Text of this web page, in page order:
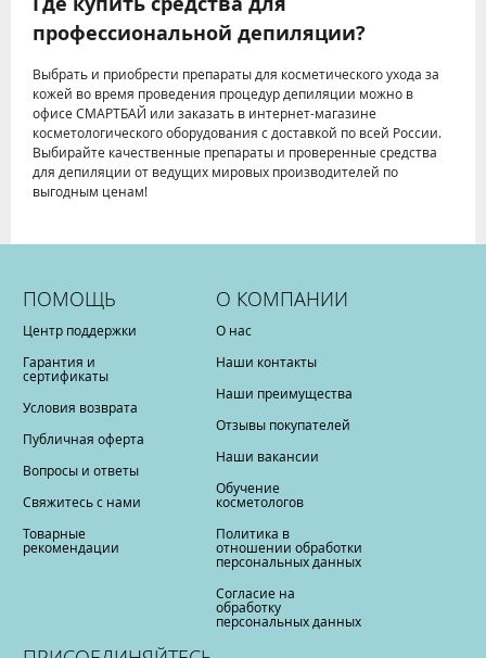
профессиональной депиляции?
Выбрать и приобрести препараты для косметического ухода за
кожей во время проведения процедур депиляции можно в
офисе СМАРТБАЙ или заказать в интернет-магазине
косметологического оборудования с доставкой по всей России.
Выбирайте качественные препараты и проверенные средства
для депиляции от ведущих мировых производителей по
выгодным ценам!
ПОМОЩЬ
Центр поддержки
Гарантия и
сертификаты
Условия возврата
Публичная оферта
Вопросы и ответы
Свяжитесь с нами
Товарные
рекомендации
О КОМПАНИИ
О нас
Наши контакты
Наши преимущества
Отзывы покупателей
Наши вакансии
Обучение
косметологов
Политика в
отношении обработки
персональных данных
Согласие на
обработку
персональных данных